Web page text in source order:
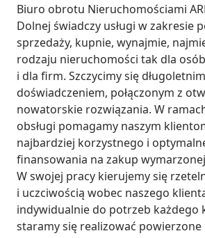
Biuro obrotu Nieruchomościami
Dolnej świadczy usługi w zakresie
sprzedaży, kupnie, wynajmie,
rodzaju nieruchomości tak dla
i dla firm. Szczycimy się długoletnim
doświadczeniem, połączonym z
nowatorskie rozwiązania. W
obsługi pomagamy naszym
najbardziej korzystnego i
finansowania na zakup
W swojej pracy kierujemy się
i uczciwością wobec naszego
indywidualnie do potrzeb każdego
staramy się realizować powierzone